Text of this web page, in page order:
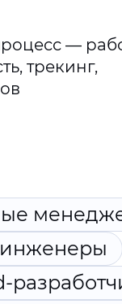
—
трекинг,